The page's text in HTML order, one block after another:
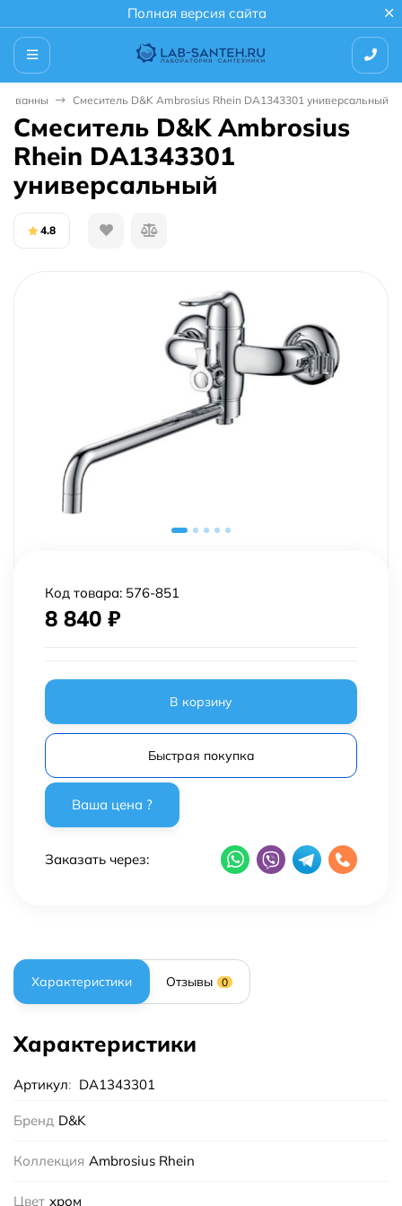
Полная версия сайта
ванны Смеситель D&K Ambrosius Rhein DA1343301 универсальный
Смеситель D&K Ambrosius
Rhein DA1343301
универсальный
4.8
Код товара: 576-851
8 840 ₽
В корзину
Быстрая покупка
Заказать через:
Характеристики Отзывы 0
Характеристики
Артикул: DA1343301
Бренд D&K
Коллекция Ambrosius Rhein
Цвет хром